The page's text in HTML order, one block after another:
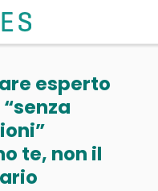
esperto
te, non il